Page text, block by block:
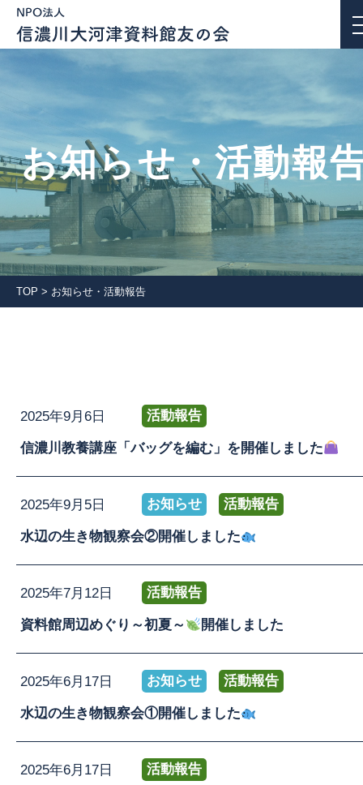
お知らせ・活動報告
私たちについて
活動紹介
団体会員一覧
入会案内
お問い合わせ
お知らせ・活動報
TOP > お知らせ・活動報告
2025年9月6日 活動報告
信濃川教養講座「バッグを編む」を開催しました
2025年9月5日 お知らせ 活動報告
水辺の生き物観察会②開催しました
2025年7月12日 活動報告
資料館周辺めぐり～初夏～ 開催しました
2025年6月17日 お知らせ 活動報告
水辺の生き物観察会①開催しました
2025年6月17日 活動報告